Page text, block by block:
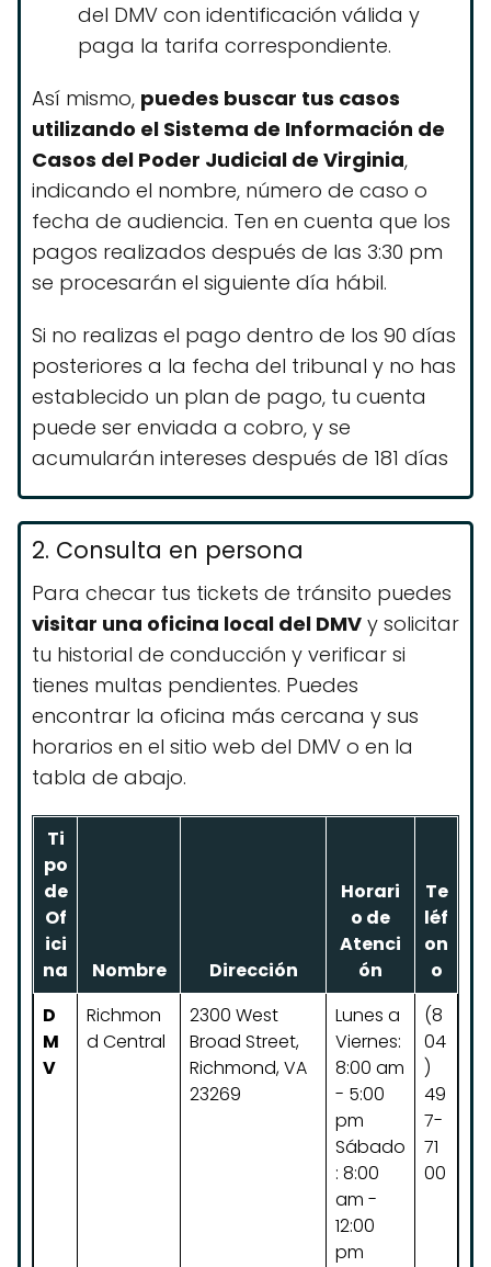
del DMV con identificación válida y
paga la tarifa correspondiente.
Así mismo, puedes buscar tus casos
utilizando el Sistema de Información de
Casos del Poder Judicial de Virginia,
indicando el nombre, número de caso o
fecha de audiencia. Ten en cuenta que los
pagos realizados después de las 3:30 pm
se procesarán el siguiente día hábil.
Si no realizas el pago dentro de los 90 días
posteriores a la fecha del tribunal y no has
establecido un plan de pago, tu cuenta
puede ser enviada a cobro, y se
acumularán intereses después de 181 días
2. Consulta en persona
Para checar tus tickets de tránsito puedes
visitar una oficina local del DMV y solicitar
tu historial de conducción y verificar si
tienes multas pendientes. Puedes
encontrar la oficina más cercana y sus
horarios en el sitio web del DMV o en la
tabla de abajo.
Ti
po
de
Of
ici
na
Nombre Dirección
Horari
o de
Atenci
ón
Te
léf
on
o
D
M
V
Richmon
d Central
2300 West
Broad Street,
Richmond, VA
23269
Lunes a
Viernes:
8:00 am
- 5:00
pm
Sábado
: 8:00
am -
12:00
pm
(8
04
)
49
7-
71
00